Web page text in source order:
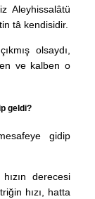
Aleyhissalâtü
tâ kendisidir.
olsaydı,
ve kalben o
geldi?
gidip
derecesi
hızı, hatta